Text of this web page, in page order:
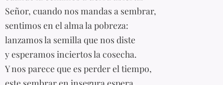
Señor, cuando nos mandas a sembrar,
sentimos en el alma la pobreza:
lanzamos la semilla que nos diste
y esperamos inciertos la cosecha.
Y nos parece que es perder el tiempo,
este sembrar en insegura espera.